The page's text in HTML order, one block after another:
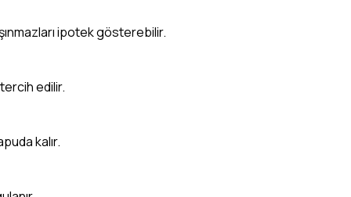
ipotek gösterebilir.
edilir.
kalır.